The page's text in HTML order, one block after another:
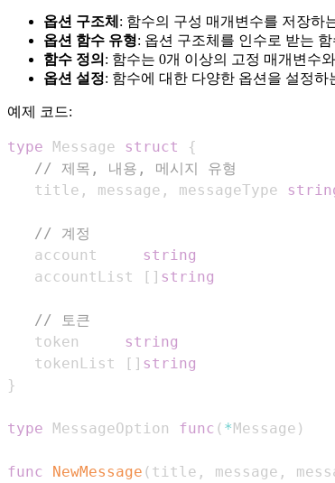
옵션 구조체 : 함수의 구성 매개변수를 저장하
옵션 함수 유형: 옵션 구조체를 인수로 받는
함수 정의 : 함수는 0개 이상의 고정 매개변수
옵션 설정: 함수에 대한 다양한 옵션을 설정
예제 코드:
type Message struct
{
// 제목, 내용, 메시지 유형
   title
, message , messageType
// 계정
   account
string
   accountList
[ ] string
// 토큰
   token
string
   tokenList
[ ] string
}
type MessageOption func ( * Message )
func NewMessage ( title , message ,